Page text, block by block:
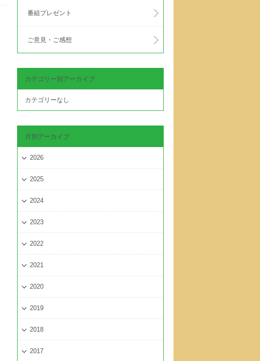
番組プレゼント
ご意見・ご感想
カテゴリー別アーカイブ
カテゴリーなし
月別アーカイブ
2026
2025
2024
2023
2022
2021
2020
2019
2018
2017